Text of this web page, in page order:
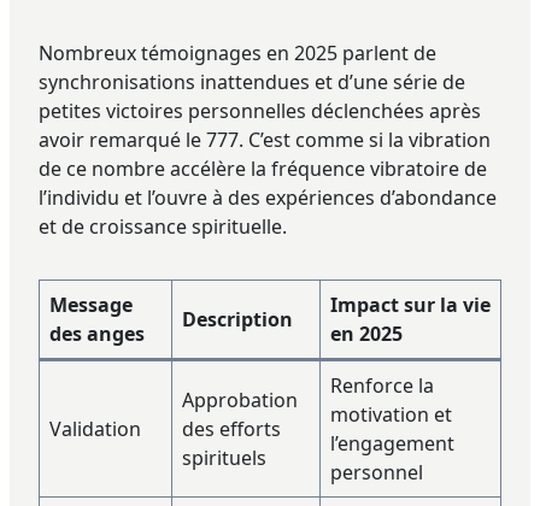
Nombreux témoignages en 2025 parlent de
synchronisations inattendues et d’une série de
petites victoires personnelles déclenchées après
avoir remarqué le 777. C’est comme si la vibration
de ce nombre accélère la fréquence vibratoire de
l’individu et l’ouvre à des expériences d’abondance
et de croissance spirituelle.
Message
des anges
Description
Impact sur la vie
en 2025
Validation
Approbation
des efforts
spirituels
Renforce la
motivation et
l’engagement
personnel